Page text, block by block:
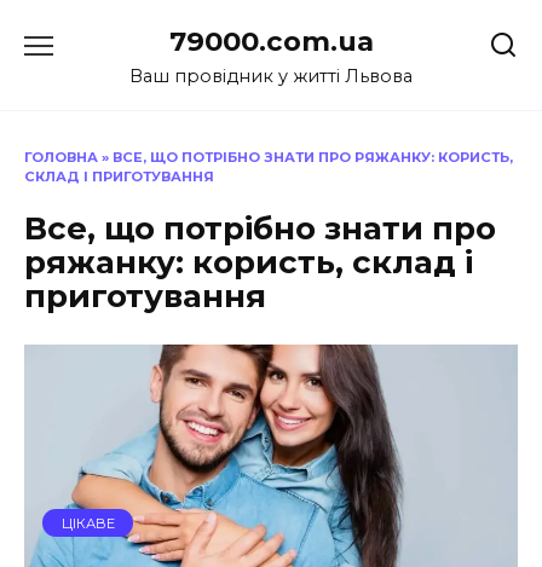
до
79000.com.ua
Ваш провідник у житті Львова
ГОЛОВНА » ВСЕ, ЩО ПОТРІБНО ЗНАТИ ПРО РЯЖАНКУ: КОРИСТЬ,
СКЛАД І ПРИГОТУВАННЯ
Все, що потрібно знати про
ряжанку: користь, склад і
приготування
ЦІКАВЕ